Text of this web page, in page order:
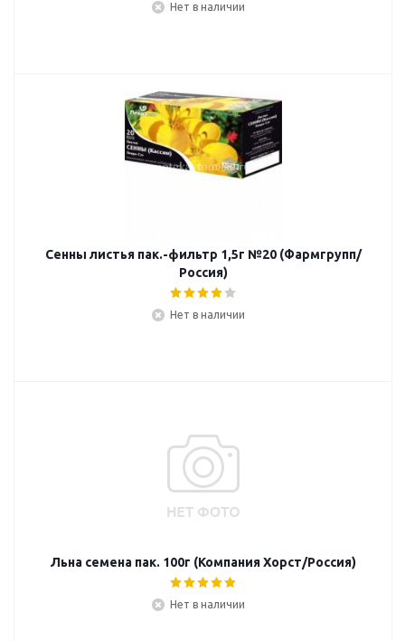
Нет в наличии
Сенны листья пак.-фильтр 1,5г №20 (Фармгрупп/
Россия)
Нет в наличии
Льна семена пак. 100г (Компания Хорст/Россия)
Нет в наличии